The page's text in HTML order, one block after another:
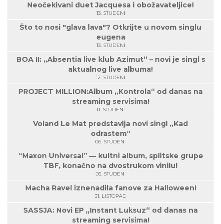
Neočekivani duet Jacquesa i obožavateljice!
13. STUDENI
Što to nosi "glava lava"? Otkrijte u novom singlu
eugena
13. STUDENI
BOA II: „Absentia live klub Azimut“ – novi je singl s
aktualnog live albuma!
12. STUDENI
PROJECT MILLION:Album „Kontrola“ od danas na
streaming servisima!
11. STUDENI
Voland Le Mat predstavlja novi singl „Kad
odrastem“
06. STUDENI
“Maxon Universal” — kultni album, splitske grupe
TBF, konačno na dvostrukom vinilu!
05. STUDENI
Macha Ravel iznenadila fanove za Halloween!
31. LISTOPAD
SASSJA: Novi EP „Instant Luksuz“ od danas na
streaming servisima!